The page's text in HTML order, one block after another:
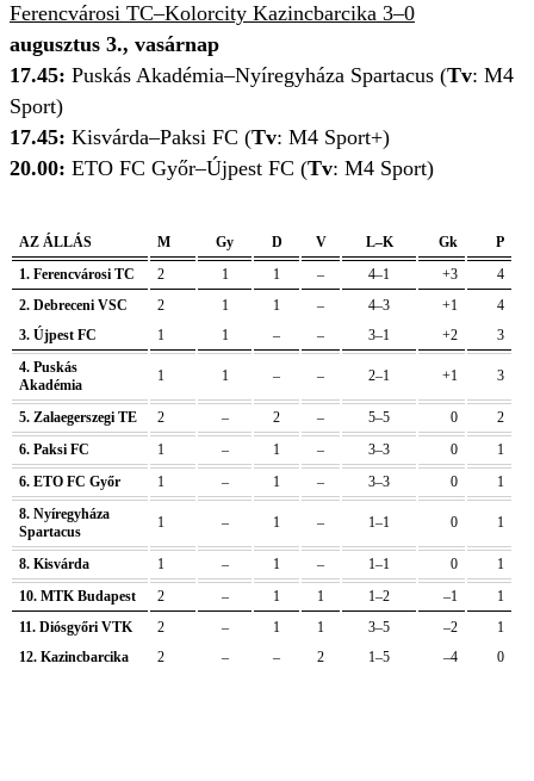
Ferencvárosi TC–Kolorcity Kazincbarcika 3–0
augusztus 3., vasárnap
17.45: Puskás Akadémia–Nyíregyháza Spartacus (Tv: M4
Sport)
17.45: Kisvárda–Paksi FC (Tv: M4 Sport+)
20.00: ETO FC Győr–Újpest FC (Tv: M4 Sport)
AZ ÁLLÁS M Gy D V L–K Gk
P
1. Ferencvárosi TC
2 1 1 – 4–1 +3
4
2. Debreceni VSC
2 1 1 – 4–3 +1
4
3. Újpest FC
1 1 – – 3–1 +2
3
4. Puskás
Akadémia
1 1 – – 2–1 +1 3
5. Zalaegerszegi TE 2 – 2 – 5–5 0
2
6. Paksi FC
1 – 1 – 3–3 0
1
6. ETO FC Győr
1 – 1 – 3–3 0
1
8. Nyíregyháza
Spartacus
1 – 1 – 1–1 0 1
8. Kisvárda 1 – 1 – 1–1 0
1
10. MTK Budapest
2 – 1 1 1–2 –1
1
11. Diósgyőri VTK
2 – 1 1 3–5 –2
1
12. Kazincbarcika
2 – – 2 1–5 –4 0